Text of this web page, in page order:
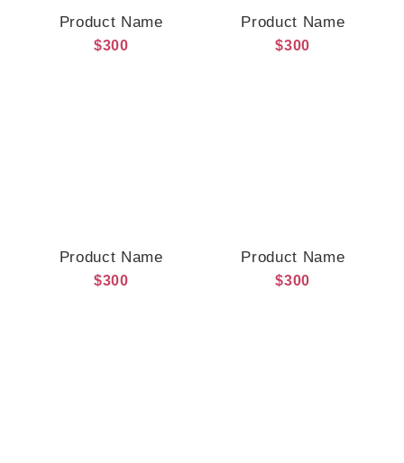
Product Name
$300
Product Name
$300
Product Name
$300
Product Name
$300